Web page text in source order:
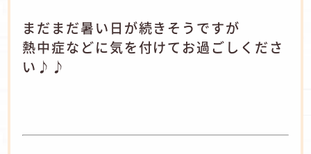
まだまだ暑い日が続きそうですが
熱中症などに気を付けてお過ごしくださ
い♪♪